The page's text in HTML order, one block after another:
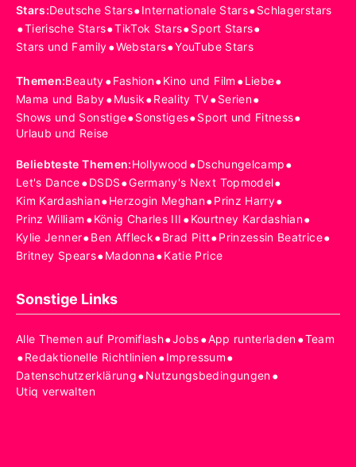
Stars:Deutsche Stars•Internationale Stars•Schlagerstars
•Tierische Stars•TikTok Stars•Sport Stars•
Stars und Family•Webstars•YouTube Stars
Themen:Beauty•Fashion•Kino und Film •Liebe•
Mama und Baby•Musik•Reality TV•Serien•
Shows und Sonstige•Sonstiges•Sport und Fitness•
Urlaub und Reise
Beliebteste Themen:Hollywood •Dschungelcamp•
Let's Dance•DSDS•Germany's Next Topmodel•
Kim Kardashian•Herzogin Meghan•Prinz Harry•
Prinz William •König Charles III •Kourtney Kardashian•
Kylie Jenner•Ben Affleck•Brad Pitt•Prinzessin Beatrice•
Britney Spears•Madonna•Katie Price
Sonstige Links
Alle Themen auf Promiflash•Jobs•App runterladen•Team
•Redaktionelle Richtlinien•Impressum•
Datenschutzerklärung•Nutzungsbedingungen•
Utiq verwalten